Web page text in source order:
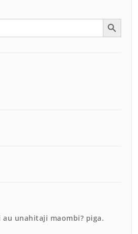
Search Button
au unahitaji maombi? piga.